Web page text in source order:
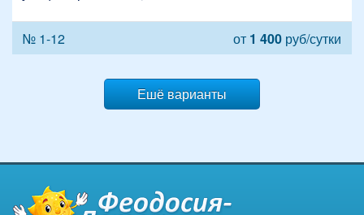
№ 1-12 от 1 400 руб/сутки
Ешё варианты